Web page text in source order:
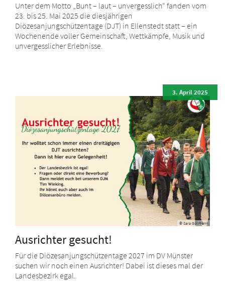
Unter dem Motto „Bunt – laut – unvergesslich“ fanden vom
23. bis 25. Mai 2025 die diesjährigen
Diözesanjungschützentage (DJT) in Ellenstedt statt – ein
Wochenende voller Gemeinschaft, Wettkämpfe, Musik und
unvergesslicher Erlebnisse.
© Sara Göllmann
Ausrichter gesucht!
3. April 2025
Für die Diözesanjungschützentage 2027 im DV Münster
suchen wir noch einen Ausrichter! Dabei ist dieses mal der
Landesbezirk egal.